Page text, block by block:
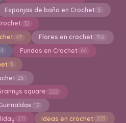
Esponjas de baño en Crochet 5
32
47 Flores en crochet 156
Fundas en Crochet 64
3
25
square 222
12
211 Ideas en crochet 203